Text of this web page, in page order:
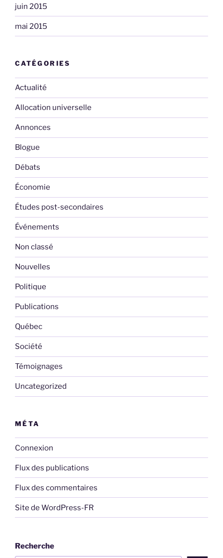
juin 2015
mai 2015
CATÉGORIES
Actualité
Allocation universelle
Annonces
Blogue
Débats
Économie
Études post-secondaires
Événements
Non classé
Nouvelles
Politique
Publications
Québec
Société
Témoignages
Uncategorized
MÉTA
Connexion
Flux des publications
Flux des commentaires
Site de WordPress-FR
Recherche